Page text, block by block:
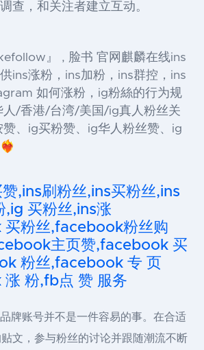
查，和关注者建立互动。
』 , 脸书 官网麒麟在线ins
ins涨粉，ins加粉，ins群控，ins
如何涨粉，ig粉絲的行为规
人/香港/台湾/美国/ig真人粉丝关
、ig买粉赞、ig华人粉丝赞、ig
,ins刷粉丝,ins买粉丝,ins
,ig 买粉丝,ins涨
粉丝,facebook粉丝购
主页赞,facebook 买
粉丝,facebook 专 页
粉,fb点 赞 服务
品牌账号并不是一件容易的事。在合适
文，参与粉丝的讨论并跟随潮流不断